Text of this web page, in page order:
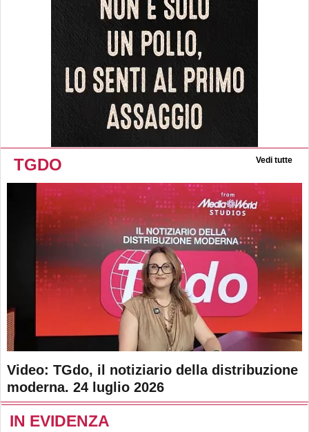
TGDO Vedi tutte
Video: TGdo, il notiziario della distribuzione
moderna. 24 luglio 2026
IN EVIDENZA